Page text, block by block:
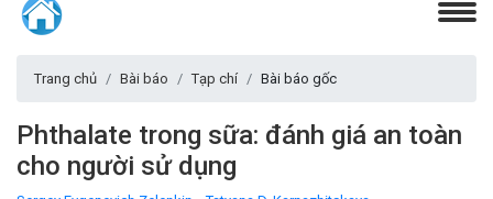
Trang chủ Bài báo Tạp chí Bài báo gốc
Phthalate trong sữa: đánh giá an toàn
cho người sử dụng